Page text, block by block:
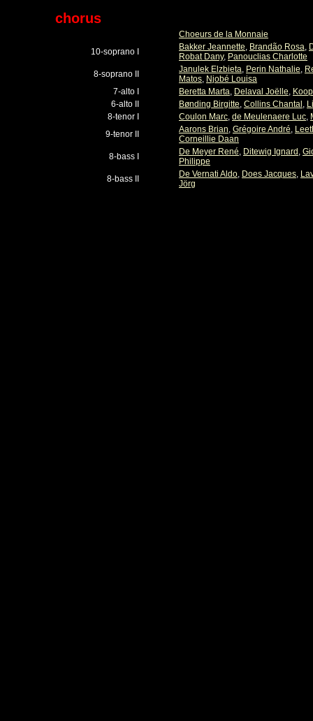
chorus
Choeurs de la Monnaie
10-soprano I
Bakker Jeannette, Brandão Rosa,
Robat Dany, Panouclias Charlotte
8-soprano II
Janulek Elzbieta, Perin Nathalie,
Matos, Njobé Louisa
7-alto I
Beretta Marta, Delaval Joëlle,
6-alto II
Bønding Birgitte, Collins Chantal ,
8-tenor I
Coulon Marc, de Meulenaere Luc,
9-tenor II
Aarons Brian, Grégoire André,
Corneillie Daan
8-bass I
De Meyer René, Ditewig Ignard ,
Philippe
8-bass II
De Vernati Aldo, Does Jacques,
Jörg